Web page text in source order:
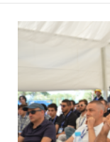
2 ДНЕЙ
Ucom и
дикой
НАЗАД
Idram и
Startup
4 ДНЕЙ
НАЗАД
В